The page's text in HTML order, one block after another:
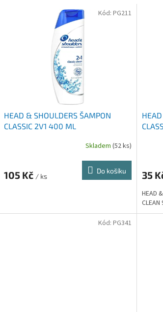
HEAD & SHOULDERS ŠAMPON
CLASSIC 2V1 400 ML
Skladem (52 ks)
105 Kč / ks
Do košíku
Kód: PG211
35
HEAD
CLEAN
Kód: PG341